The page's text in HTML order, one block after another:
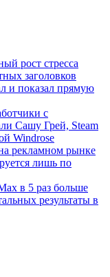
рост стресса
заголовков
и показал прямую
с
Сашу Грей, Steam
Windrose
рекламном рынке
лишь по
в 5 раз больше
результаты в